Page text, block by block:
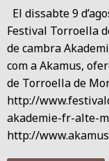
El dissabte 9
Festival Torroella
de cambra
com a Akamus,
de Torroella de
http://
akademie-fr-alte-
http://